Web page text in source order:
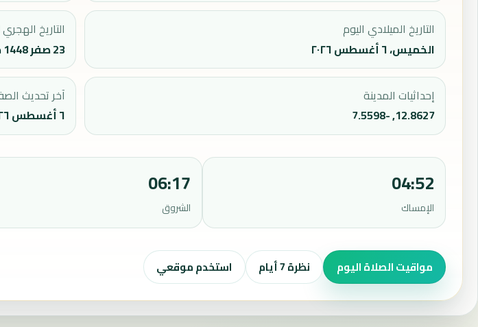
التاريخ الميلادي اليوم
الخميس، ٦ أغسطس ٢٠٢٦
التاريخ
23 صفر 1448 هـ
إحداثيات المدينة
12.8627, -7.5598
آخر تحديث
٦ أغسطس ٢٠٢٦ في ٦:٥٥ م
04:52
الإمساك
06:17
الشروق
مواقيت الصلاة اليوم نظرة 7 أيام استخدم موقعي